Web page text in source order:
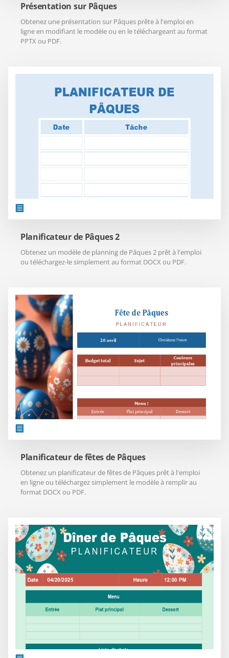
Présentation sur Pâques
Obtenez une présentation sur Pâques prête à l'emploi en
ligne en modifiant le modèle ou en le téléchargeant au format
PPTX ou PDF.
Planificateur de Pâques 2
Obtenez un modèle de planning de Pâques 2 prêt à l'emploi
ou téléchargez-le simplement au format DOCX ou PDF.
Planificateur de fêtes de Pâques
Obtenez un planificateur de fêtes de Pâques prêt à l'emploi
en ligne ou téléchargez simplement le modèle à remplir au
format DOCX ou PDF.